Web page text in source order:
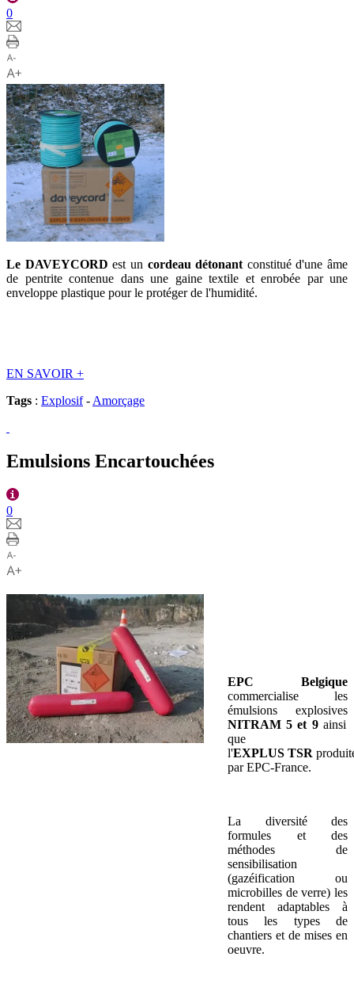
0
Le DAVEYCORDest un cordeau détonant constitué d'une âme
de pentrite contenue dans une gaine textile et enrobée par une
enveloppe plastique pour le protéger de l'humidité.
EN SAVOIR +
Tags : Explosif- Amorçage
Emulsions Encartouchées
0
EPC Belgique
commercialise les
émulsions explosives
NITRAM 5 et 9ainsi
que
l'EXPLUS TSR
par EPC-France.
La diversité des
formules et des
méthodes de
sensibilisation
(gazéification ou
microbilles de verre) les
rendent adaptables à
tous les types de
chantiers et de mises en
oeuvre.